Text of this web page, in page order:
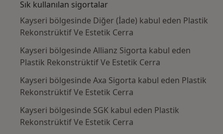
Sık kullanılan sigortalar
Kayseri bölgesinde Diğer (İade) kabul eden Plastik
Rekonstrüktif Ve Estetik Cerra
Kayseri bölgesinde Allianz Sigorta kabul eden
Plastik Rekonstrüktif Ve Estetik Cerra
Kayseri bölgesinde Axa Sigorta kabul eden Plastik
Rekonstrüktif Ve Estetik Cerra
Kayseri bölgesinde SGK kabul eden Plastik
Rekonstrüktif Ve Estetik Cerra